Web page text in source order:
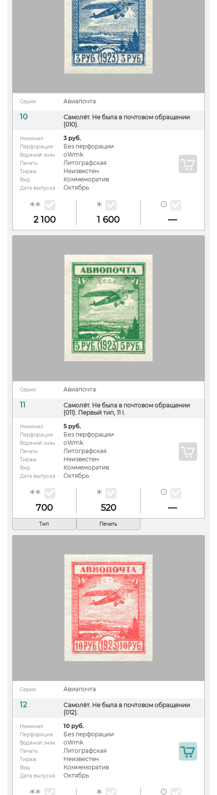
Серия Авиапочта.
10
Самолёт. Не была в почтовом обращении
(010).
Номинал 3 руб.
Перфорация Без перфорации
Водяной знак oWmk
Печать Литографская
Тираж Неизвестен
Вид Коммеморатив
Дата выпуска Октябрь
2 100 1 600 —
Серия Авиапочта.
11
Самолёт. Не была в почтовом обращении
(011). Первый тип, 11 I.
Номинал 5 руб.
Перфорация Без перфорации
Водяной знак oWmk
Печать Литографская
Тираж Неизвестен
Вид Коммеморатив
Дата выпуска Октябрь
700 520 —
Тип Печать
Серия Авиапочта.
12
Самолёт. Не была в почтовом обращении
(012).
Номинал 10 руб.
Перфорация Без перфорации
Водяной знак oWmk
Печать Литографская
Тираж Неизвестен
Вид Коммеморатив
Дата выпуска Октябрь